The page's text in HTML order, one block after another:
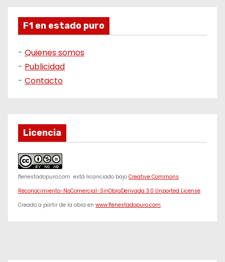
F1 en estado puro
- Quienes somos
- Publicidad
- Contacto
Licencia
f1enestadopuro.com está licanciado bajo Creative Commons
Reconocimiento-NoComercial-SinObraDerivada 3.0 Unported License.
Creado a partir de la obra en www.f1enestadopuro.com